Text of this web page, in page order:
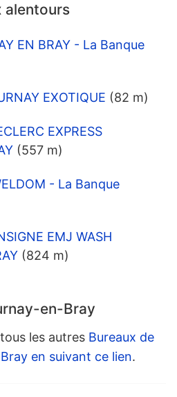
alentours
EN BRAY - La Banque
EXOTIQUE (82 m)
EXPRESS
(557 m)
- La Banque
EMJ WASH
(824 m)
en-Bray
les autres Bureaux de
en suivant ce lien.